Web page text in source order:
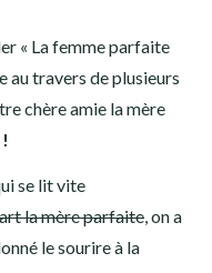
« La femme parfaite
au travers de plusieurs
chère amie la mère
se lit vite
la mère parfaite, on a
le sourire à la